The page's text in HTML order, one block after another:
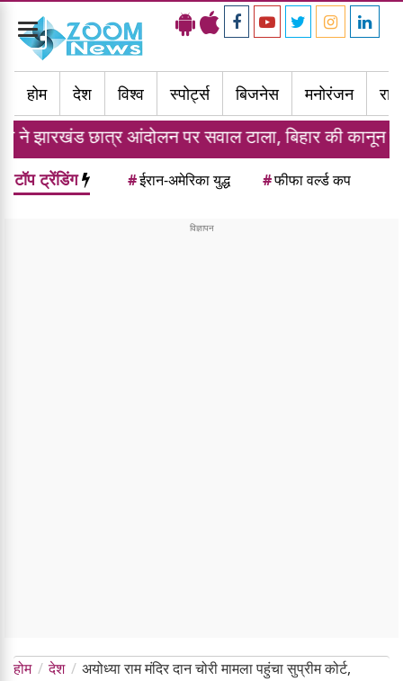
Toggle
navigation
होम
देश विश्व स्पोर्ट्स बिजनेस मनोरंजन
आंदोलन पर सवाल टाला, बिहार की कानून व्यवस्था पर
टॉप ट्रेंडिंग #ईरान-अमेरिका युद्ध #फीफा वर्ल्ड कप
होम देश
अयोध्या राम मंदिर दान चोरी मामला पहुंचा सुप्रीम कोर्ट,